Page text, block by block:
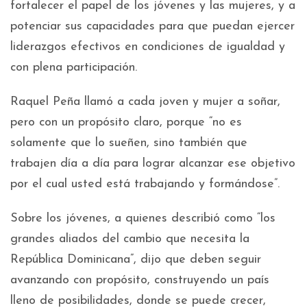
fortalecer el papel de los jóvenes y las mujeres, y a
potenciar sus capacidades para que puedan ejercer
liderazgos efectivos en condiciones de igualdad y
con plena participación.
Raquel Peña llamó a cada joven y mujer a soñar,
pero con un propósito claro, porque “no es
solamente que lo sueñen, sino también que
trabajen día a día para lograr alcanzar ese objetivo
por el cual usted está trabajando y formándose”.
Sobre los jóvenes, a quienes describió como “los
grandes aliados del cambio que necesita la
República Dominicana”, dijo que deben seguir
avanzando con propósito, construyendo un país
lleno de posibilidades, donde se puede crecer,